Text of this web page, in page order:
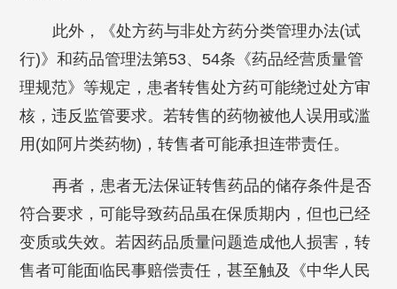
此外，《处方药与非处方药分类管理办法(试
行)》和药品管理法第53、54条《药品经营质量管
理规范》等规定，患者转售处方药可能绕过处方审
核，违反监管要求。若转售的药物被他人误用或滥
用(如阿片类药物)，转售者可能承担连带责任。
再者，患者无法保证转售药品的储存条件是否
符合要求，可能导致药品虽在保质期内，但也已经
变质或失效。若因药品质量问题造成他人损害，转
售者可能面临民事赔偿责任，甚至触及《中华人民